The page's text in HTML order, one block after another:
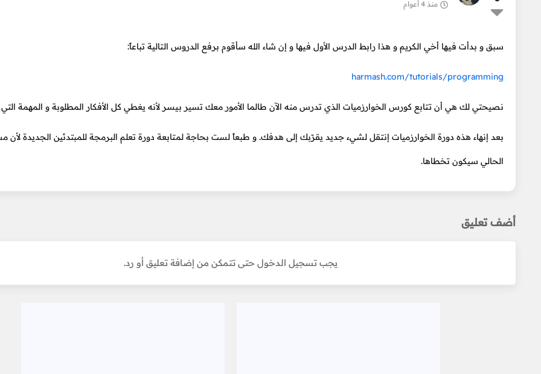
منذ 4 أعوام
سبق و بدأت فيها أخي الكريم و هذا رابط الدرس الأول فيها و إن شاء الله سأقوم برفع الدروس التالية تباعاً:
harmash.com/tutorials/programming
نصيحتي لك هي أن تتابع كورس الخوارزميات الذي تدرس منه الآن طالما الأمور معك تسير بيسر لأنه يغطي كل الأفكار المطلوبة و المهمة التي
بعد إنهاء هذه دورة الخوارزميات إنتقل لشيء جديد يقرّبك إلى هدفك. و طبعاً لست بحاجة لمتابعة دورة تعلم البرمجة للمبتدئين الجديدة لأن
الحالي سيكون تخطاها.
أضف تعليق
يجب تسجيل الدخول حتى تتمكن من إضافة تعليق أو رد.